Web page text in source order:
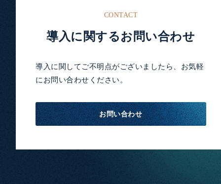
CONTACT
導入に関するお問い合わせ
導入に関してご不明点がございましたら、お気軽
にお問い合わせください。
お問い合わせ